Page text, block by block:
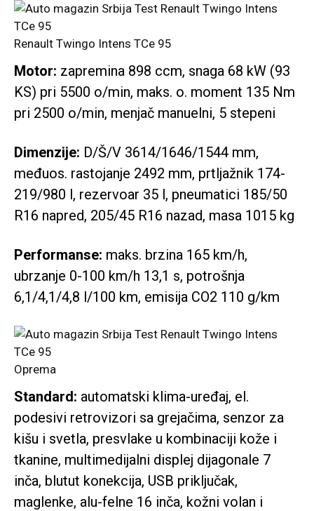
Renault Twingo Intens TCe 95
Motor: zapremina 898 ccm, snaga 68 kW (93
KS) pri 5500 o/min, maks. o. moment 135 Nm
pri 2500 o/min, menjač manuelni, 5 stepeni
Dimenzije: D/Š/V 3614/1646/1544 mm,
međuos. rastojanje 2492 mm, prtljažnik 174-
219/980 l, rezervoar 35 l, pneumatici 185/50
R16 napred, 205/45 R16 nazad, masa 1015 kg
Performanse: maks. brzina 165 km/h,
ubrzanje 0-100 km/h 13,1 s, potrošnja
6,1/4,1/4,8 l/100 km, emisija CO2 110 g/km
Oprema
Standard: automatski klima-uređaj, el.
podesivi retrovizori sa grejačima, senzor za
kišu i svetla, presvlake u kombinaciji kože i
tkanine, multimedijalni displej dijagonale 7
inča, blutut konekcija, USB priključak,
maglenke, alu-felne 16 inča, kožni volan i